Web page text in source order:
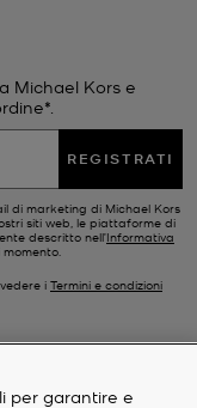
Michael Kors e
REGISTRATI
di marketing di Michael Kors
siti web, le piattaforme di
descritto nell’Informativa
i Termini e condizioni
per garantire e